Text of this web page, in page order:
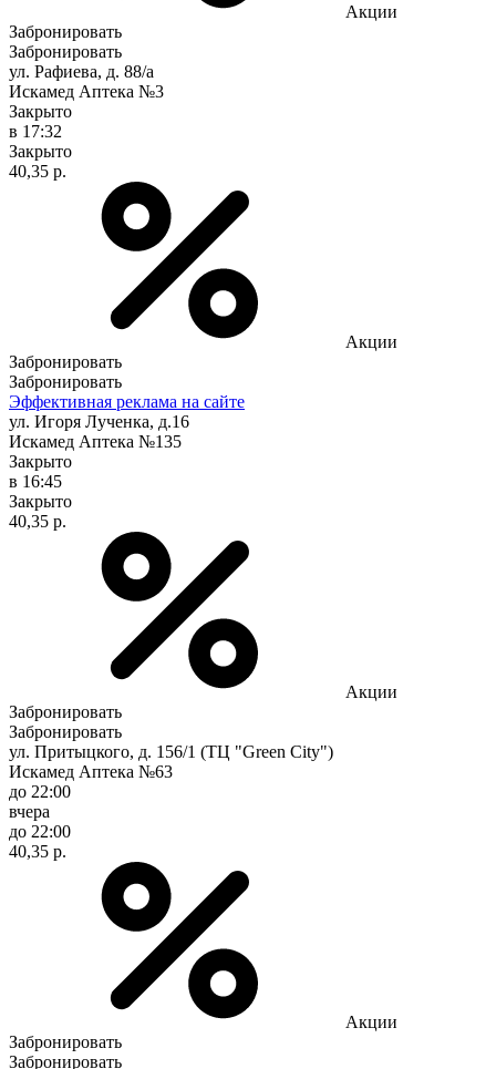
Акции
Забронировать
Забронировать
ул. Рафиева, д. 88/а
Искамед Аптека №3
Закрыто
в 17:32
Закрыто
40,35 р.
Акции
Забронировать
Забронировать
Эффективная реклама на сайте
ул. Игоря Лученка, д.16
Искамед Аптека №135
Закрыто
в 16:45
Закрыто
40,35 р.
Акции
Забронировать
Забронировать
ул. Притыцкого, д. 156/1 (ТЦ "Green City")
Искамед Аптека №63
до 22:00
вчера
до 22:00
40,35 р.
Акции
Забронировать
Забронировать